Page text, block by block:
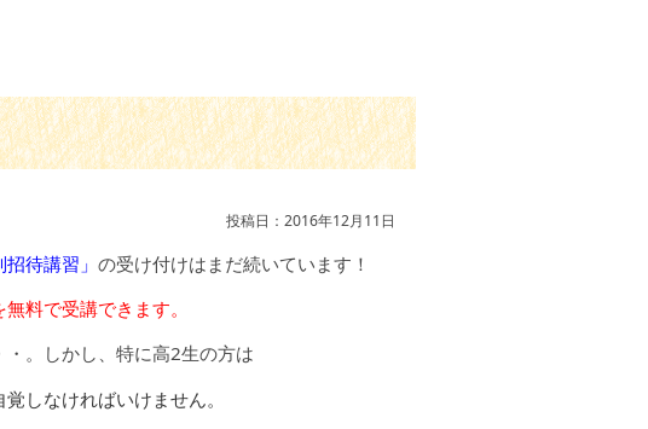
投稿日：2016年12月11日
招待講習」 の受け付けはまだ続いています！
料で受講できます。
。しかし、特に高2生の方は
しなければいけません。